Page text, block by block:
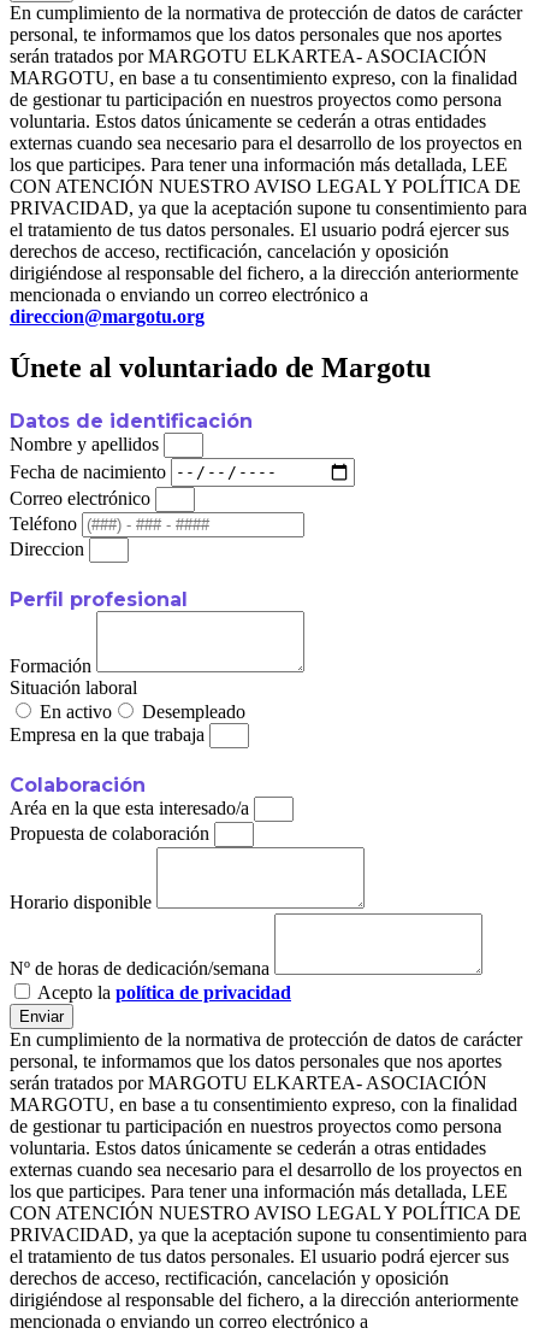
En cumplimiento de la normativa de protección de datos de carácter
personal, te informamos que los datos personales que nos aportes
serán tratados por MARGOTU ELKARTEA- ASOCIACIÓN
MARGOTU, en base a tu consentimiento expreso, con la finalidad
de gestionar tu participación en nuestros proyectos como persona
voluntaria. Estos datos únicamente se cederán a otras entidades
externas cuando sea necesario para el desarrollo de los proyectos en
los que participes. Para tener una información más detallada, LEE
CON ATENCIÓN NUESTRO AVISO LEGAL Y POLÍTICA DE
PRIVACIDAD, ya que la aceptación supone tu consentimiento para
el tratamiento de tus datos personales. El usuario podrá ejercer sus
derechos de acceso, rectificación, cancelación y oposición
dirigiéndose al responsable del fichero, a la dirección anteriormente
mencionada o enviando un correo electrónico a
direccion@margotu.org
Únete al voluntariado de Margotu
Datos de identificación
Nombre y apellidos
Fecha de nacimiento
Correo electrónico
Teléfono
Direccion
Perfil profesional
Formación
Situación laboral
En activo
Desempleado
Empresa en la que trabaja
Colaboración
Aréa en la que esta interesado/a
Propuesta de colaboración
Horario disponible
Nº de horas de dedicación/semana
Acepto la política de privacidad
Enviar
En cumplimiento de la normativa de protección de datos de carácter
personal, te informamos que los datos personales que nos aportes
serán tratados por MARGOTU ELKARTEA- ASOCIACIÓN
MARGOTU, en base a tu consentimiento expreso, con la finalidad
de gestionar tu participación en nuestros proyectos como persona
voluntaria. Estos datos únicamente se cederán a otras entidades
externas cuando sea necesario para el desarrollo de los proyectos en
los que participes. Para tener una información más detallada, LEE
CON ATENCIÓN NUESTRO AVISO LEGAL Y POLÍTICA DE
PRIVACIDAD, ya que la aceptación supone tu consentimiento para
el tratamiento de tus datos personales. El usuario podrá ejercer sus
derechos de acceso, rectificación, cancelación y oposición
dirigiéndose al responsable del fichero, a la dirección anteriormente
mencionada o enviando un correo electrónico a